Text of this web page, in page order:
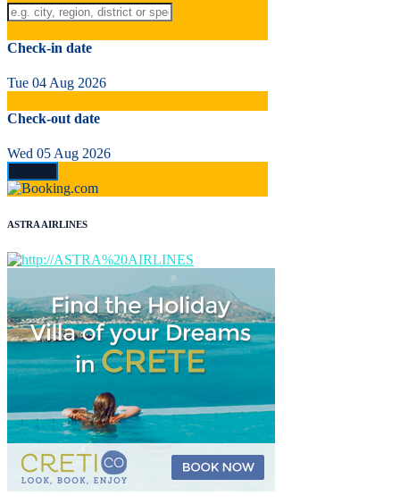
Check-in date
Tue 04 Aug 2026
Check-out date
Wed 05 Aug 2026
ASTRA AIRLINES